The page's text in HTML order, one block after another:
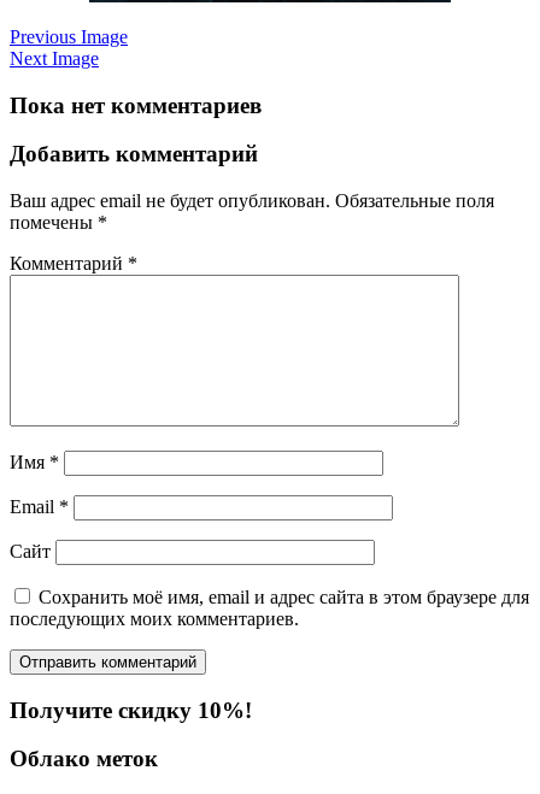
Previous Image
Next Image
Пока нет комментариев
Добавить комментарий
Ваш адрес email не будет опубликован. Обязательные поля
помечены *
Комментарий *
Имя *
Email *
Сайт
Сохранить моё имя, email и адрес сайта в этом браузере для
последующих моих комментариев.
Получите скидку 10%!
Облако меток